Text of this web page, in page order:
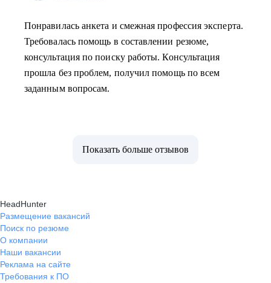
Понравилась анкета и смежная профессия эксперта.
Требовалась помощь в составлении резюме,
консультация по поиску работы. Консультация
прошла без проблем, получил помощь по всем
заданным вопросам.
Показать больше отзывов
HeadHunter
Размещение вакансий
Поиск по резюме
О компании
Наши вакансии
Реклама на сайте
Требования к ПО